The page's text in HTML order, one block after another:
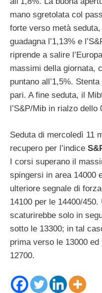
mano sgretolata col
forte verso metà seduta,
guadagna l’1,13% e
riprende a salire
massimi della giornata,
puntano all’1,5%.
pari. A fine seduta, il
l’S&P/Mib in rialzo dello
Seduta di mercoledì 11
recupero per l’indice
I corsi superano il
spingersi in area 14000
ulteriore segnale di
14100 per le 14400/
scaturirebbe solo in
sotto le 13300; in tal
prima verso le 13000
12700.